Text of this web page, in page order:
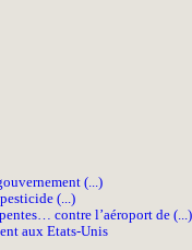
(...)
(...)
contre l’aéroport de (...)
aux Etats-Unis